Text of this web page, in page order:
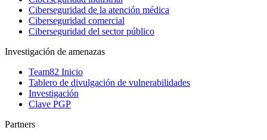
Ciberseguridad de la atención médica
Ciberseguridad comercial
Ciberseguridad del sector público
Investigación de amenazas
Team82 Inicio
Tablero de divulgación de vulnerabilidades
Investigación
Clave PGP
Partners